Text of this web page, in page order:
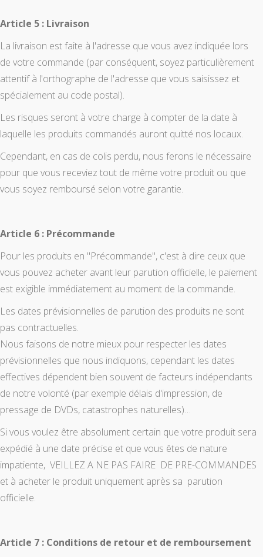
Article 5 : Livraison
La livraison est faite à l'adresse que vous avez indiquée lors
de votre commande (par conséquent, soyez particulièrement
attentif à l'orthographe de l'adresse que vous saisissez et
spécialement au code postal).
Les risques seront à votre charge à compter de la date à
laquelle les produits commandés auront quitté nos locaux.
Cependant, en cas de colis perdu, nous ferons le nécessaire
pour que vous receviez tout de même votre produit ou que
vous soyez remboursé selon votre garantie.
Article 6 : Précommande
Pour les produits en "Précommande", c'est à dire ceux que
vous pouvez acheter avant leur parution officielle, le paiement
est exigible immédiatement au moment de la commande.
Les dates prévisionnelles de parution des produits ne sont
pas contractuelles.
Nous faisons de notre mieux pour respecter les dates
prévisionnelles que nous indiquons, cependant les dates
effectives dépendent bien souvent de facteurs indépendants
de notre volonté (par exemple délais d'impression, de
pressage de DVDs, catastrophes naturelles)…
Si vous voulez être absolument certain que votre produit sera
expédié à une date précise et que vous êtes de nature
impatiente, VEILLEZ A NE PAS FAIRE DE PRE-COMMANDES
et à acheter le produit uniquement après sa parution
officielle.
Article 7 : Conditions de retour et de remboursement